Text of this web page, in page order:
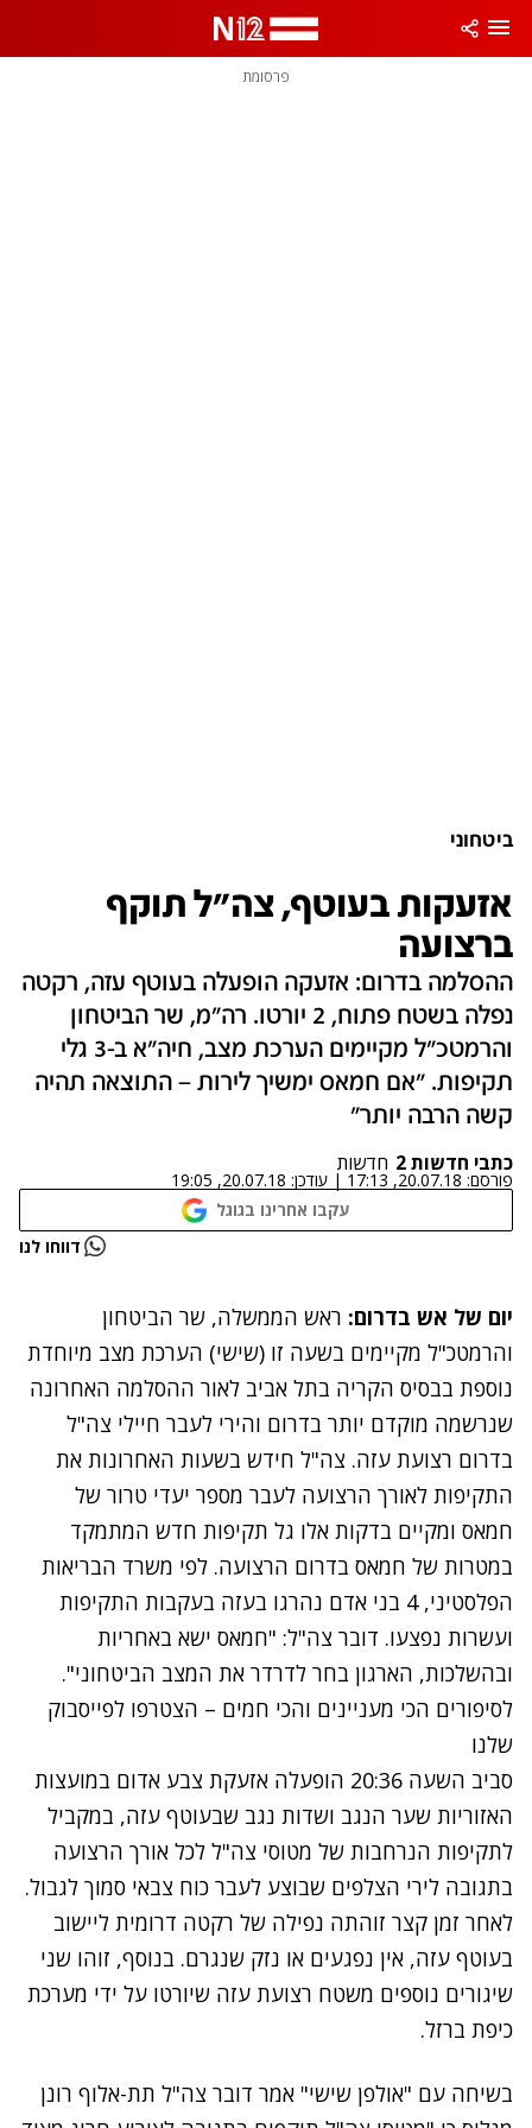
פרסומת
ביטחוני
אזעקות בעוטף, צה"ל תוקף
ברצועה‎
ההסלמה בדרום: אזעקה הופעלה בעוטף עזה, רקטה
נפלה בשטח פתוח, 2 יורטו. רה"מ, שר הביטחון
והרמטכ"ל מקיימים הערכת מצב, חיה"א ב-3 גלי
תקיפות. "אם חמאס ימשיך לירות – התוצאה תהיה
קשה הרבה יותר"
כתבי חדשות 2 חדשות
פורסם: 20.07.18, 17:13
| עודכן: 20.07.18, 19:05
עקבו אחרינו בגוגל
נתקלנו בבעיה דווחו לנו
יום של אש בדרום: ראש הממשלה, שר הביטחון
והרמטכ"ל מקיימים בשעה זו (שישי) הערכת מצב מיוחדת
נוספת בבסיס הקריה בתל אביב לאור ההסלמה האחרונה
שנרשמה מוקדם יותר בדרום והירי לעבר חיילי צה"ל
בדרום רצועת עזה. צה"ל חידש בשעות האחרונות את
התקיפות לאורך הרצועה לעבר מספר יעדי טרור של
חמאס ומקיים בדקות אלו גל תקיפות חדש המתמקד
במטרות של חמאס בדרום הרצועה. לפי משרד הבריאות
הפלסטיני, 4 בני אדם נהרגו בעזה בעקבות התקיפות
ועשרות נפצעו. דובר צה"ל: "חמאס ישא באחריות
ובהשלכות, הארגון בחר לדרדר את המצב הביטחוני".
לסיפורים הכי מעניינים והכי חמים – הצטרפו לפייסבוק
שלנו
סביב השעה 20:36 הופעלה אזעקת צבע אדום במועצות
האזוריות שער הנגב ושדות נגב שבעוטף עזה, במקביל
לתקיפות הנרחבות של מטוסי צה"ל לכל אורך הרצועה
בתגובה לירי הצלפים שבוצע לעבר כוח צבאי סמוך לגבול.
לאחר זמן קצר זוהתה נפילה של רקטה דרומית ליישוב
בעוטף עזה, אין נפגעים או נזק שנגרם. בנוסף, זוהו שני
שיגורים נוספים משטח רצועת עזה שיורטו על ידי מערכת
כיפת ברזל.
בשיחה עם "אולפן שישי" אמר דובר צה"ל תת-אלוף רונן